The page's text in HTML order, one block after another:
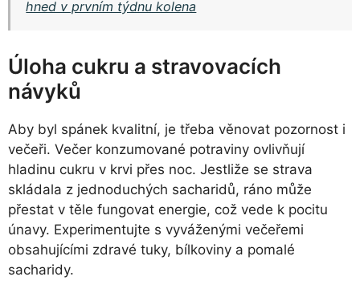
hned v prvním týdnu kolena
Úloha cukru a stravovacích
návyků
Aby byl spánek kvalitní, je třeba věnovat pozornost i
večeři. Večer konzumované potraviny ovlivňují
hladinu cukru v krvi přes noc. Jestliže se strava
skládala z jednoduchých sacharidů, ráno může
přestat v těle fungovat energie, což vede k pocitu
únavy. Experimentujte s vyváženými večeřemi
obsahujícími zdravé tuky, bílkoviny a pomalé
sacharidy.